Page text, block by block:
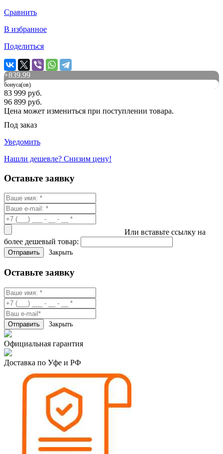
Сравнить
В избранное
Поделиться
+839.99
бонуса(ов)
83 999 руб.
96 899 руб.
Цена может измениться при поступлении товара.
Под заказ
Уведомить
Нашли дешевле? Снизим цену!
Оставьте заявку
Или вставьте ссылку на
более дешевый товар:
Закрыть
Оставьте заявку
Закрыть
Официальная гарантия
Доставка по Уфе и РФ